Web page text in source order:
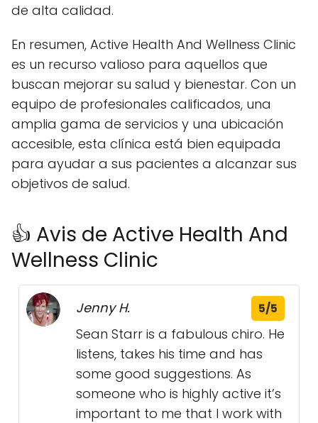
de alta calidad.
En resumen, Active Health And Wellness Clinic
es un recurso valioso para aquellos que
buscan mejorar su salud y bienestar. Con un
equipo de profesionales calificados, una
amplia gama de servicios y una ubicación
accesible, esta clínica está bien equipada
para ayudar a sus pacientes a alcanzar sus
objetivos de salud.
👍 Avis de Active Health And
Wellness Clinic
Jenny H. 5/5
Sean Starr is a fabulous chiro. He
listens, takes his time and has
some good suggestions. As
someone who is highly active it’s
important to me that I work with